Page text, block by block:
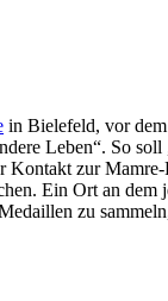
in Bielefeld, vor
Leben“. So
zur
Ein Ort an dem
zu